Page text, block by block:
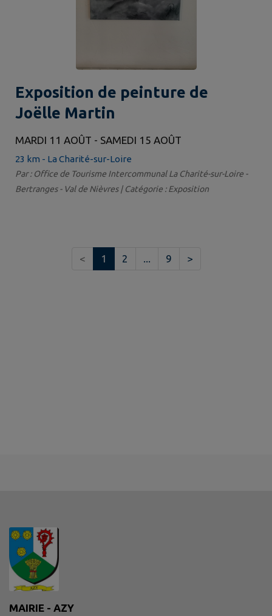
Exposition de peinture de
Joëlle Martin
MARDI 11 AOÛT - SAMEDI 15 AOÛT
23 km - La Charité-sur-Loire
Par : Office de Tourisme Intercommunal La Charité-sur-Loire -
Bertranges - Val de Nièvres | Catégorie : Exposition
< 1 2 ... 9 >
MAIRIE - AZY